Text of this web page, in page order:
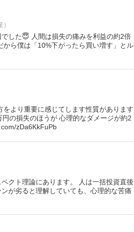
した😇 人間は損失の痛みを利益の約2倍
ら僕は「10%下がったら買い増す」とル
より重要に感じてします性質があります
の損失のほうが 心理的なダメージが約2
zDa6KkFuPb
クト理論にあります。 人は一括投資直後
が劣ると理解していても、心理的な苦痛